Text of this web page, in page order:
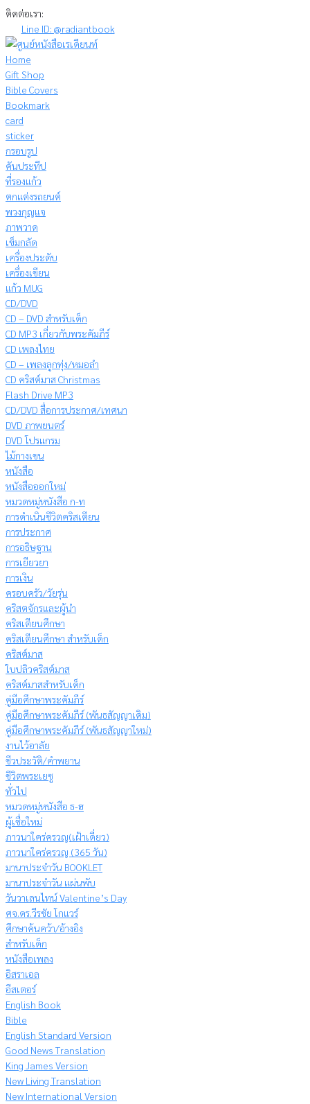
Skip
content
ติดต่อเรา:
Line ID: @radiantbook
Home
Gift Shop
Bible Covers
Bookmark
card
sticker
กรอบรูป
คันประทีป
ที่รองแก้ว
ตกแต่งรถยนต์
พวงกุญแจ
ภาพวาด
เข็มกลัด
เครื่องประดับ
เครื่องเขียน
แก้ว MUG
CD/DVD
CD – DVD สำหรับเด็ก
CD MP3 เกี่ยวกับพระคัมภีร์
CD เพลงไทย
CD – เพลงลูกทุ่ง/หมอลำ
CD คริสต์มาส Christmas
Flash Drive MP3
CD/DVD สื่อการประกาศ/เทศนา
DVD ภาพยนตร์
DVD โปรแกรม
ไม้กางเขน
หนังสือ
หนังสือออกใหม่
หมวดหมู่หนังสือ ก-ท
การดำเนินชีวิตคริสเตียน
การประกาศ
การอธิษฐาน
การเยียวยา
การเงิน
ครอบครัว/วัยรุ่น
คริสตจักรและผู้นำ
คริสเตียนศึกษา
คริสเตียนศึกษา สำหรับเด็ก
คริสต์มาส
ใบปลิวคริสต์มาส
คริสต์มาสสำหรับเด็ก
คู่มือศึกษาพระคัมภีร์
คู่มือศึกษาพระคัมภีร์ (พันธสัญญาเดิม)
คู่มือศึกษาพระคัมภีร์ (พันธสัญญาใหม่)
งานไว้อาลัย
ชีวประวัติ/คำพยาน
ชีวิตพระเยซู
ทั่วไป
หมวดหมู่หนังสือ ธ-ฮ
ผู้เชื่อใหม่
ภาวนาใคร่ครวญ(เฝ้าเดี่ยว)
ภาวนาใคร่ครวญ (365 วัน)
มานาประจำวัน BOOKLET
มานาประจำวัน แผ่นพับ
วันวาเลนไทน์ Valentine’s Day
ศจ.ดร.วีรชัย โกแวร์
ศึกษาค้นคว้า/อ้างอิง
สำหรับเด็ก
หนังสือเพลง
อิสราเอล
อีสเตอร์
English Book
Bible
English Standard Version
Good News Translation
King James Version
New Living Translation
New International Version